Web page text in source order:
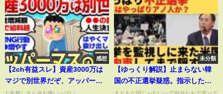
感想
【2ch有益スレ】資産3000万は
マジで別世界だぞ、アッパーマ
ス層の景色最高w【2chお金ス
未分類
【ゆっくり解説】止まらない韓
国の不正選挙疑惑。指示したの
はやっぱりアノ人？監視しに来